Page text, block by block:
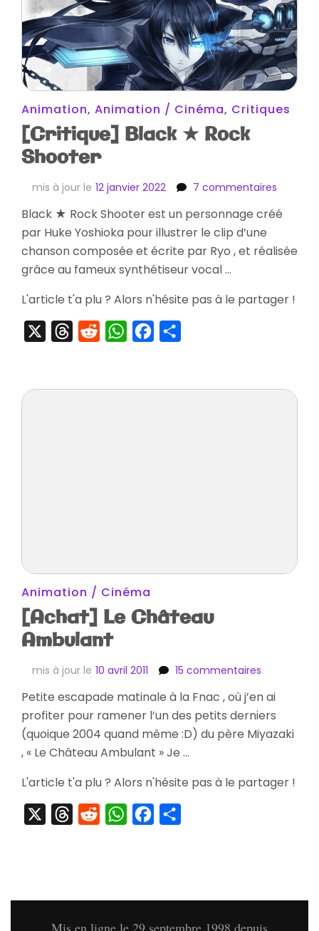
Animation, Animation / Cinéma, Critiques
[Critique] Black ★ Rock
Shooter
mis à jour le 12 janvier 2022 7 commentaires
Black
Rock
Black ★ Rock Shooter est un personnage créé
par Huke Yoshioka pour illustrer le clip d’une
chanson composée et écrite par Ryo , et réalisée
grâce au fameux synthétiseur vocal …
L'article t'a plu ? Alors n'hésite pas à le partager !
ThreadsRedditWhatsAppFacebook
Animation / Cinéma
[Achat] Le Château
Ambulant
mis à jour le 10 avril 2011 15 commentaires
Le
Château
Ambulant
Petite escapade matinale à la Fnac , où j’en ai
profiter pour ramener l’un des petits derniers
(quoique 2004 quand même :D) du père Miyazaki
, « Le Château Ambulant » Je …
L'article t'a plu ? Alors n'hésite pas à le partager !
ThreadsRedditWhatsAppFacebook
Mis en ligne le 29 septembre 1998 depuis